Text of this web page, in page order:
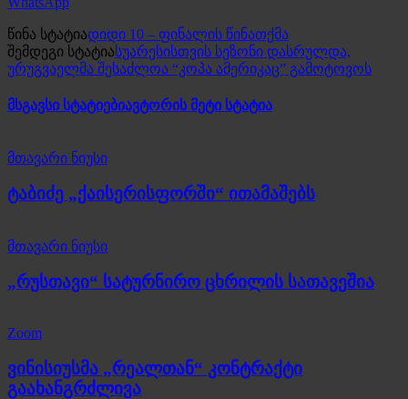
წინა სტატიადიდი 10 – ფინალის წინათქმა
შემდეგი სტატიასუარესისთვის სეზონი დასრულდა,
ურუგვაელმა შესაძლოა “კოპა ამერიკაც” გამოტოვოს
მსგავსი სტატიებიავტორის მეტი სტატია
მთავარი ნიუსი
ტაბიძე „ქაისერისფორში“ ითამაშებს
მთავარი ნიუსი
„რუსთავი“ სატურნირო ცხრილის სათავეშია
Zoom
ვინისიუსმა „რეალთან“ კონტრაქტი
გაახანგრძლივა